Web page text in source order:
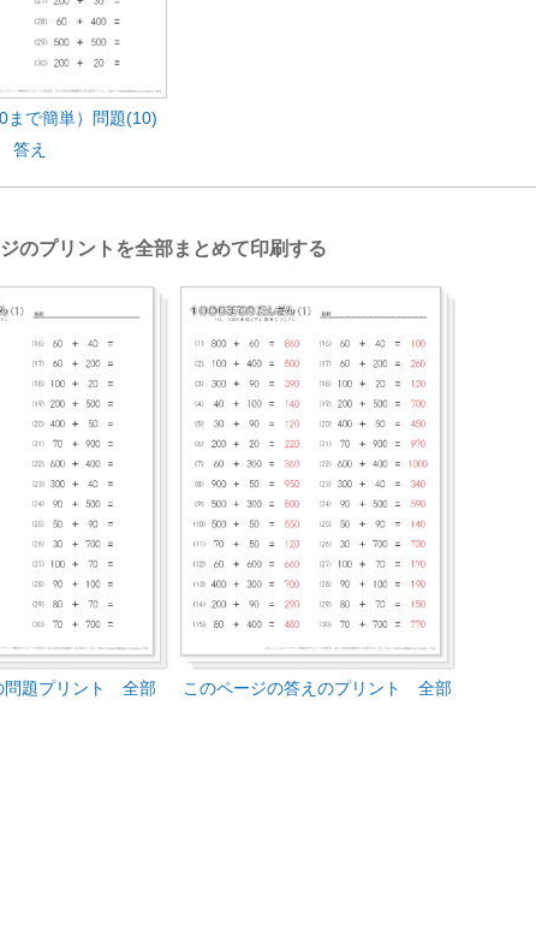
まで簡単）問題(10)
答え
のプリントを全部まとめて印刷する
問題プリント 全部 このページの答えのプリント 全部